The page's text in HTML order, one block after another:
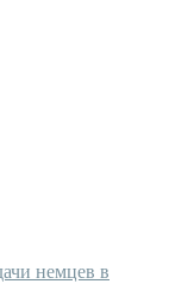
немцев в